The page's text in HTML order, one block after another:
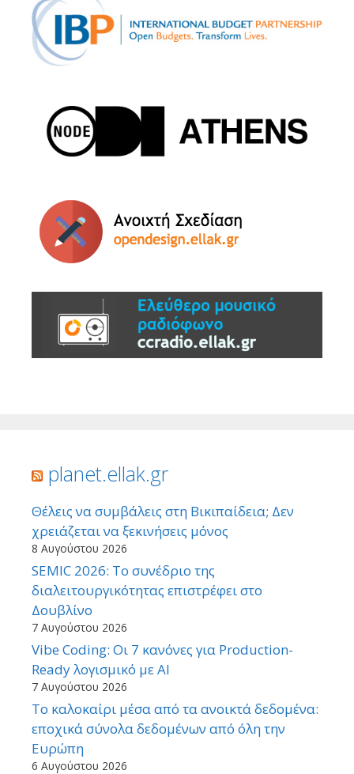
planet.ellak.gr
Θέλεις να συμβάλεις στη Βικιπαίδεια; Δεν
χρειάζεται να ξεκινήσεις μόνος
8 Αυγούστου 2026
SEMIC 2026: Το συνέδριο της
διαλειτουργικότητας επιστρέφει στο
Δουβλίνο
7 Αυγούστου 2026
Vibe Coding: Οι 7 κανόνες για Production-
Ready λογισμικό με AI
7 Αυγούστου 2026
Το καλοκαίρι μέσα από τα ανοικτά δεδομένα:
εποχικά σύνολα δεδομένων από όλη την
Ευρώπη
6 Αυγούστου 2026